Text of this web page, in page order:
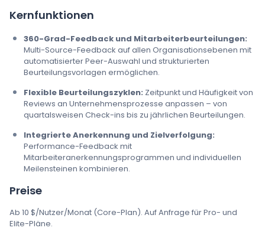
Kernfunktionen
360-Grad-Feedback und Mitarbeiterbeurteilungen:
Multi-Source-Feedback auf allen Organisationsebenen mit
automatisierter Peer-Auswahl und strukturierten
Beurteilungsvorlagen ermöglichen.
Flexible Beurteilungszyklen: Zeitpunkt und Häufigkeit von
Reviews an Unternehmensprozesse anpassen – von
quartalsweisen Check-ins bis zu jährlichen Beurteilungen.
Integrierte Anerkennung und Zielverfolgung:
Performance-Feedback mit
Mitarbeiteranerkennungsprogrammen und individuellen
Meilensteinen kombinieren.
Preise
Ab 10 $/Nutzer/Monat (Core-Plan). Auf Anfrage für Pro- und
Elite-Pläne.